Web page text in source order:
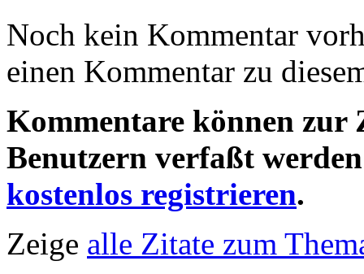
Noch kein Kommentar
einen Kommentar zu
Kommentare können
Benutzern verfaßt
kostenlos registrieren.
Zeige alle Zitate zum